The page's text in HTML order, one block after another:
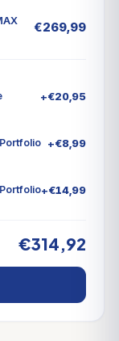
€269,99
+€20,95
+€8,99
+€14,99
€314,92